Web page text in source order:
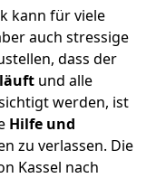
kann für viele
auch stressige
dass der
und alle
werden, ist
Hilfe und
zu verlassen. Die
Kassel nach